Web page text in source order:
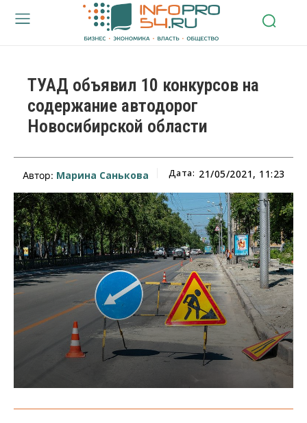
ТУАД объявил 10 конкурсов на
содержание автодорог
Новосибирской области
Автор: Марина Санькова Дата: 21/05/2021, 11:23